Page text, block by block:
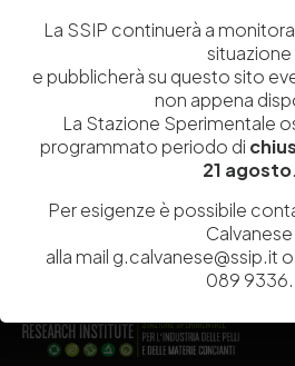
Salva il mio nome, email e sito web
prossima volta che commento.
Post Comment
La SSIP continuerà a
situazione
e pubblicherà su questo sito
non appena
La Stazione Sperimentale
programmato periodo di
21 agosto.
Per esigenze è possibile
Calvanese
alla mail g.calvanese@ssip.it
089 9336.